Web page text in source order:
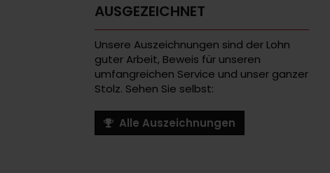
AUSGEZEICHNET
Unsere Auszeichnungen sind der Lohn
guter Arbeit, Beweis für unseren
umfangreichen Service und unser ganzer
Stolz. Sehen Sie selbst:
Alle Auszeichnungen